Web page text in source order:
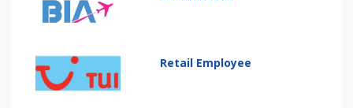
Retail Employee